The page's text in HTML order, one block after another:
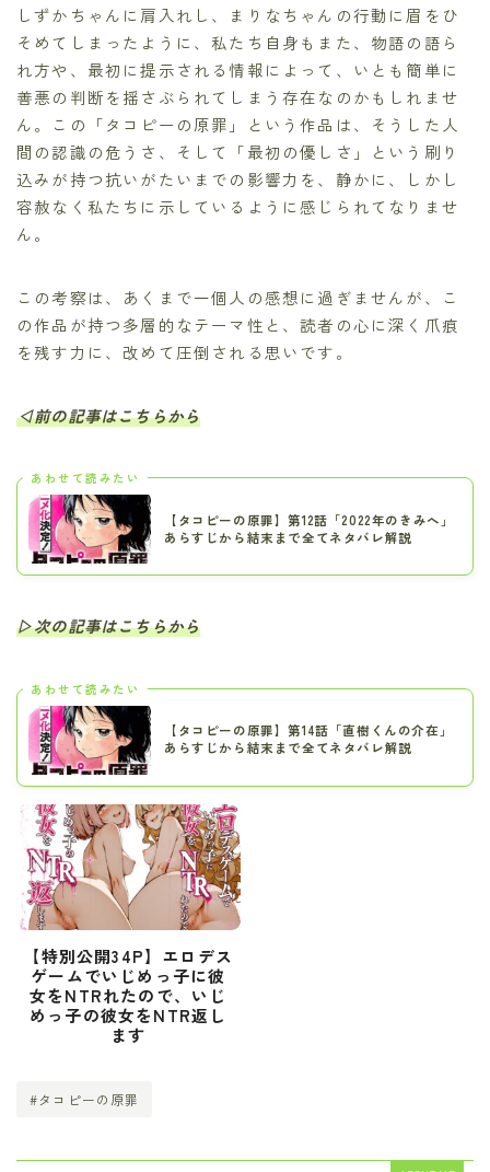
しずかちゃんに肩入れし、まりなちゃんの行動に眉をひ
そめてしまったように、私たち自身もまた、物語の語ら
れ方や、最初に提示される情報によって、いとも簡単に
善悪の判断を揺さぶられてしまう存在なのかもしれませ
ん。この「タコピーの原罪」という作品は、そうした人
間の認識の危うさ、そして「最初の優しさ」という刷り
込みが持つ抗いがたいまでの影響力を、静かに、しかし
容赦なく私たちに示しているように感じられてなりませ
ん。
この考察は、あくまで一個人の感想に過ぎませんが、こ
の作品が持つ多層的なテーマ性と、読者の心に深く爪痕
を残す力に、改めて圧倒される思いです。
◁前の記事はこちらから
あわせて読みたい
【タコピーの原罪】第12話「2022年のきみへ」
あらすじから結末まで全てネタバレ解説
▷次の記事はこちらから
あわせて読みたい
【タコピーの原罪】第14話「直樹くんの介在」
あらすじから結末まで全てネタバレ解説
【特別公開34P】エロデス
ゲームでいじめっ子に彼
女をNTRれたので、いじ
めっ子の彼女をNTR返し
ます
#タコピーの原罪